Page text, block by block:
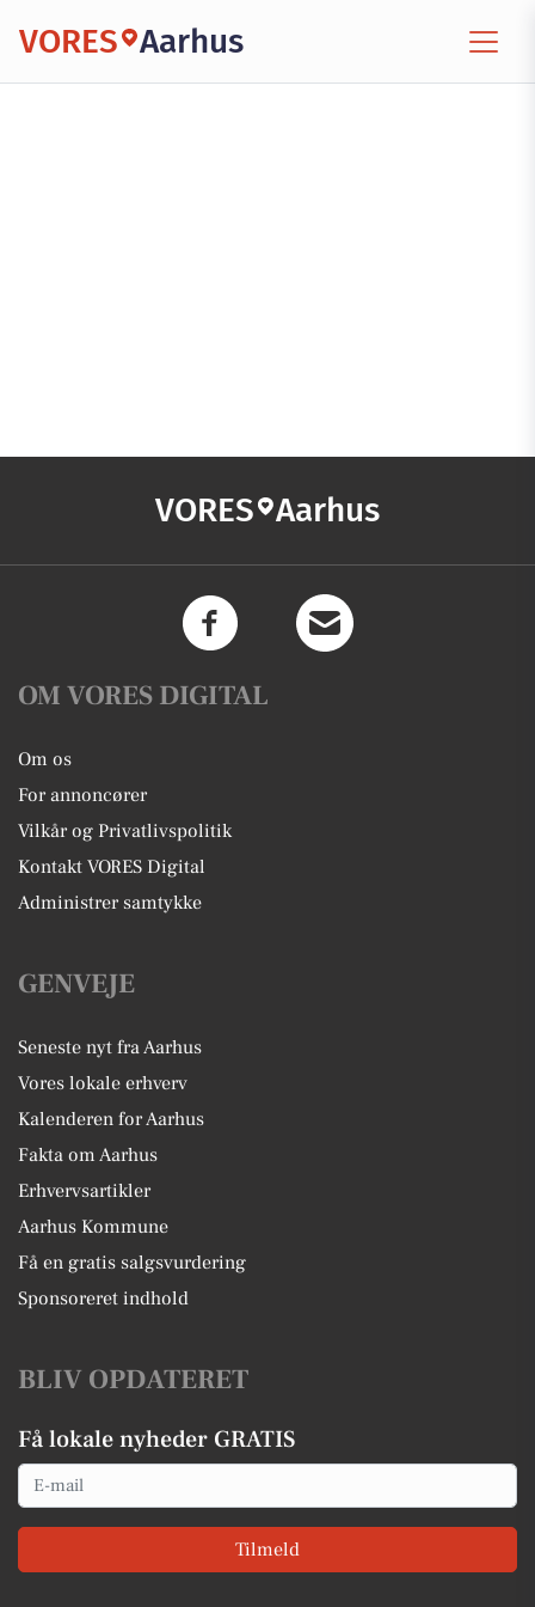
VORES Aarhus
VORES Aarhus
OM VORES DIGITAL
Om os
For annoncører
Vilkår og Privatlivspolitik
Kontakt VORES Digital
Administrer samtykke
GENVEJE
Seneste nyt fra Aarhus
Vores lokale erhverv
Kalenderen for Aarhus
Fakta om Aarhus
Erhvervsartikler
Aarhus Kommune
Få en gratis salgsvurdering
Sponsoreret indhold
BLIV OPDATERET
Få lokale nyheder GRATIS
Email
Tilmeld